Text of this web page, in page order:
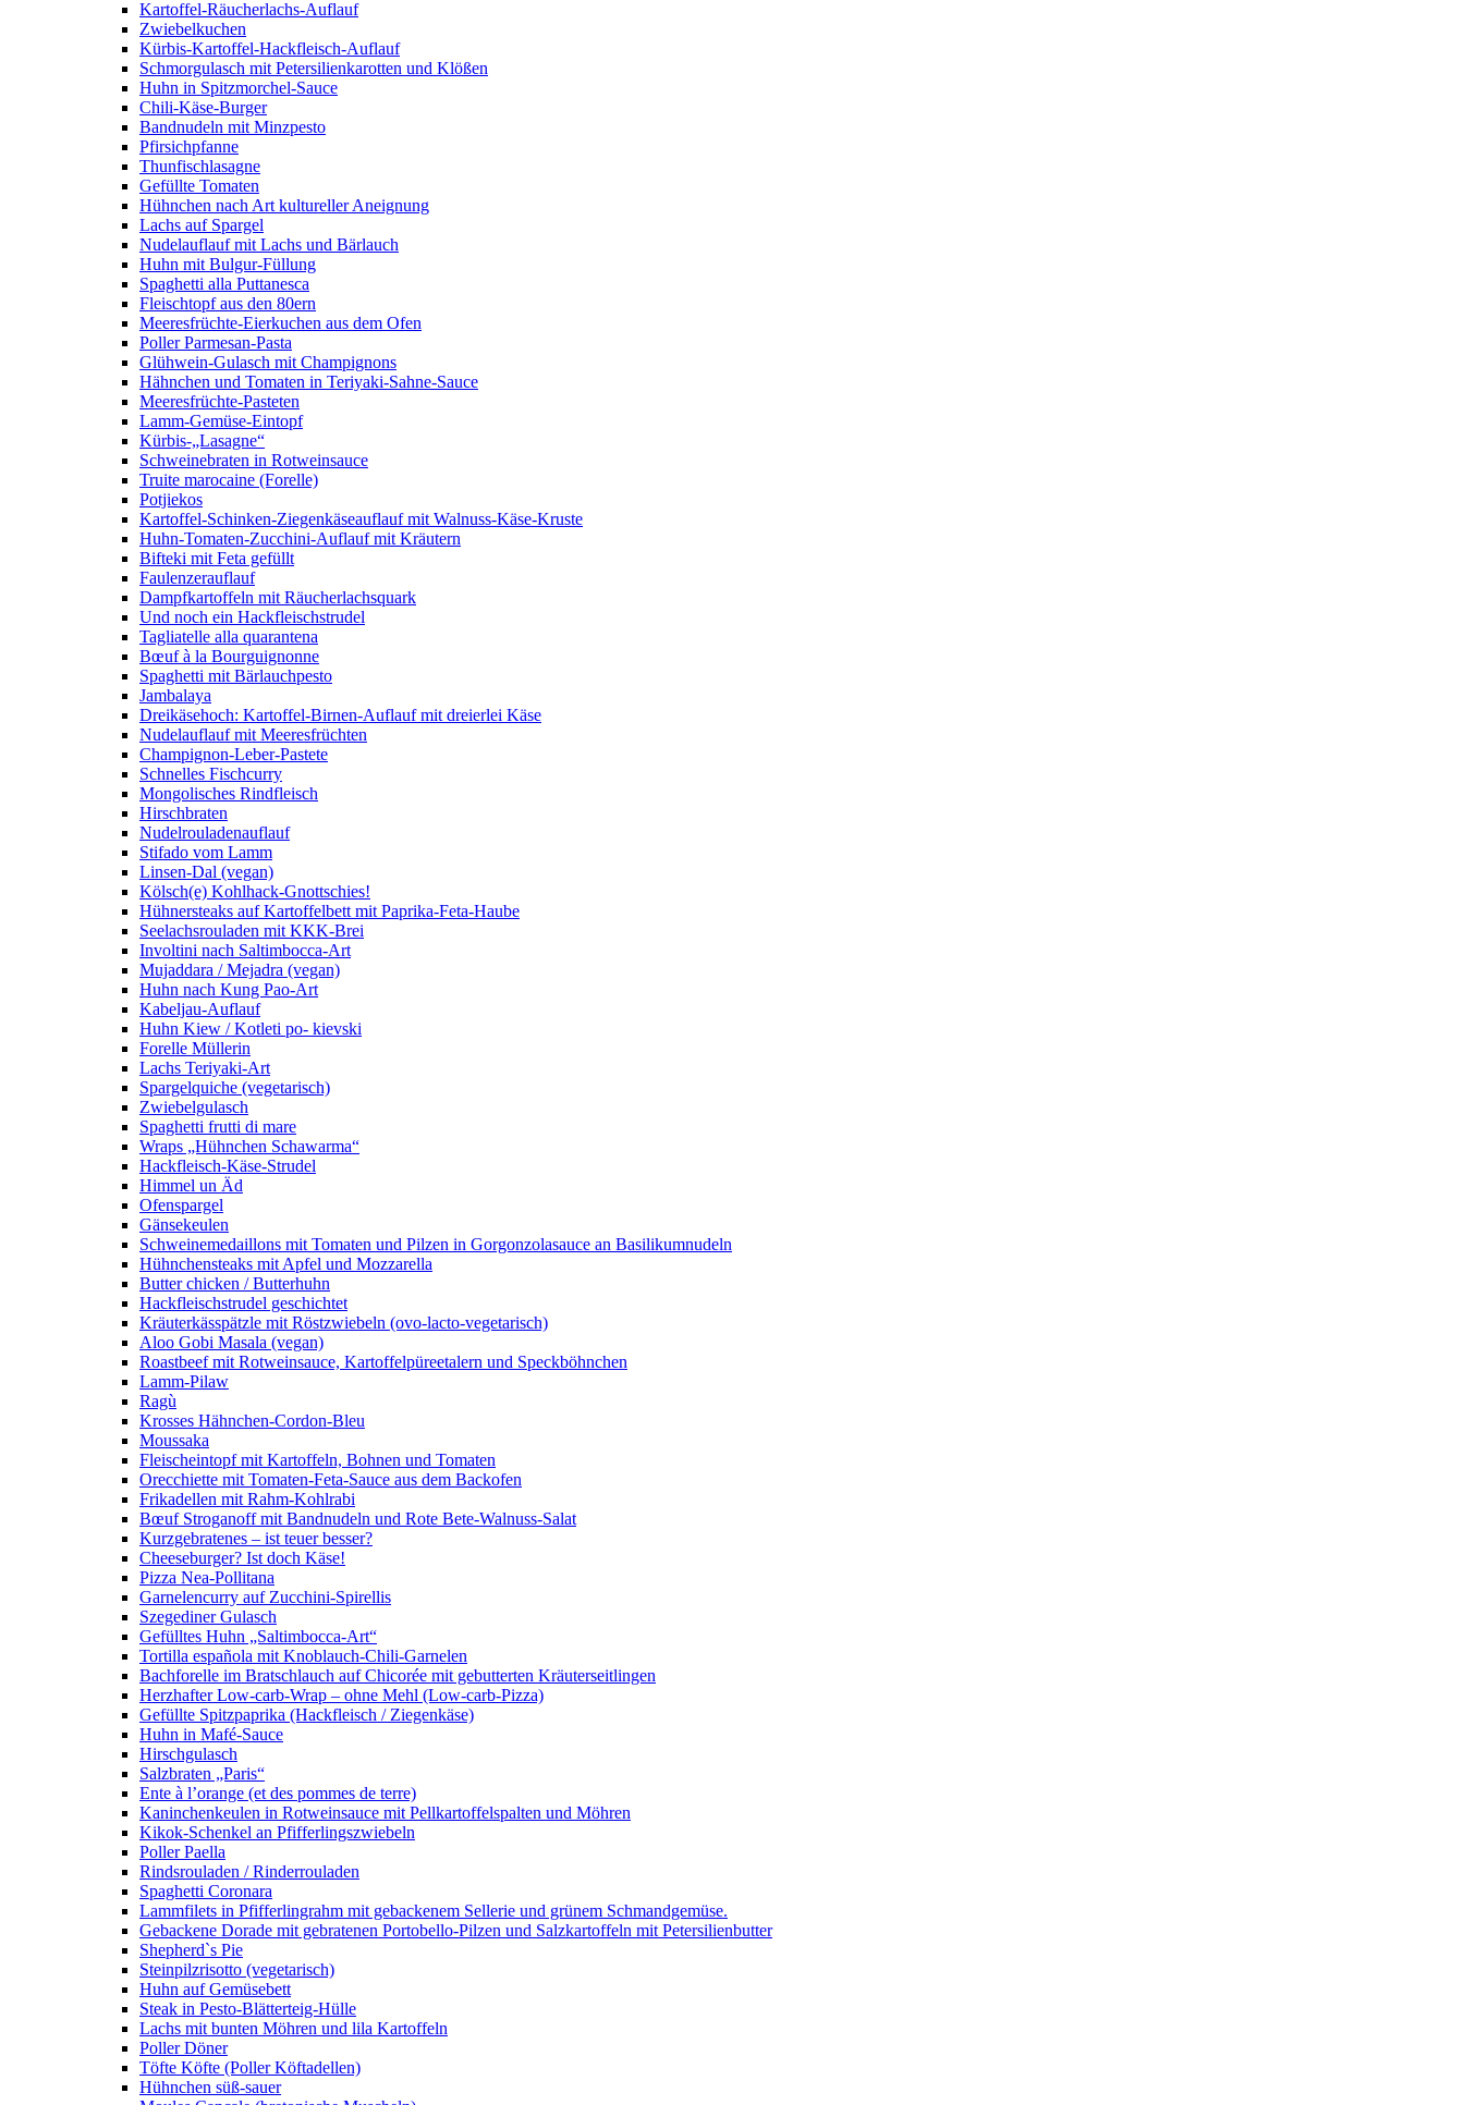
Kartoffel-Räucherlachs-Auflauf
Zwiebelkuchen
Kürbis-Kartoffel-Hackfleisch-Auflauf
Schmorgulasch mit Petersilienkarotten und Klößen
Huhn in Spitzmorchel-Sauce
Chili-Käse-Burger
Bandnudeln mit Minzpesto
Pfirsichpfanne
Thunfischlasagne
Gefüllte Tomaten
Hühnchen nach Art kultureller Aneignung
Lachs auf Spargel
Nudelauflauf mit Lachs und Bärlauch
Huhn mit Bulgur-Füllung
Spaghetti alla Puttanesca
Fleischtopf aus den 80ern
Meeresfrüchte-Eierkuchen aus dem Ofen
Poller Parmesan-Pasta
Glühwein-Gulasch mit Champignons
Hähnchen und Tomaten in Teriyaki-Sahne-Sauce
Meeresfrüchte-Pasteten
Lamm-Gemüse-Eintopf
Kürbis-„Lasagne“
Schweinebraten in Rotweinsauce
Truite marocaine (Forelle)
Potjiekos
Kartoffel-Schinken-Ziegenkäseauflauf mit Walnuss-Käse-Kruste
Huhn-Tomaten-Zucchini-Auflauf mit Kräutern
Bifteki mit Feta gefüllt
Faulenzerauflauf
Dampfkartoffeln mit Räucherlachsquark
Und noch ein Hackfleischstrudel
Tagliatelle alla quarantena
Bœuf à la Bourguignonne
Spaghetti mit Bärlauchpesto
Jambalaya
Dreikäsehoch: Kartoffel-Birnen-Auflauf mit dreierlei Käse
Nudelauflauf mit Meeresfrüchten
Champignon-Leber-Pastete
Schnelles Fischcurry
Mongolisches Rindfleisch
Hirschbraten
Nudelrouladenauflauf
Stifado vom Lamm
Linsen-Dal (vegan)
Kölsch(e) Kohlhack-Gnottschies!
Hühnersteaks auf Kartoffelbett mit Paprika-Feta-Haube
Seelachsrouladen mit KKK-Brei
Involtini nach Saltimbocca-Art
Mujaddara / Mejadra (vegan)
Huhn nach Kung Pao-Art
Kabeljau-Auflauf
Huhn Kiew / Kotleti po- kievski
Forelle Müllerin
Lachs Teriyaki-Art
Spargelquiche (vegetarisch)
Zwiebelgulasch
Spaghetti frutti di mare
Wraps „Hühnchen Schawarma“
Hackfleisch-Käse-Strudel
Himmel un Äd
Ofenspargel
Gänsekeulen
Schweinemedaillons mit Tomaten und Pilzen in Gorgonzolasauce an Basilikumnudeln
Hühnchensteaks mit Apfel und Mozzarella
Butter chicken / Butterhuhn
Hackfleischstrudel geschichtet
Kräuterkässpätzle mit Röstzwiebeln (ovo-lacto-vegetarisch)
Aloo Gobi Masala (vegan)
Roastbeef mit Rotweinsauce, Kartoffelpüreetalern und Speckböhnchen
Lamm-Pilaw
Ragù
Krosses Hähnchen-Cordon-Bleu
Moussaka
Fleischeintopf mit Kartoffeln, Bohnen und Tomaten
Orecchiette mit Tomaten-Feta-Sauce aus dem Backofen
Frikadellen mit Rahm-Kohlrabi
Bœuf Stroganoff mit Bandnudeln und Rote Bete-Walnuss-Salat
Kurzgebratenes – ist teuer besser?
Cheeseburger? Ist doch Käse!
Pizza Nea-Pollitana
Garnelencurry auf Zucchini-Spirellis
Szegediner Gulasch
Gefülltes Huhn „Saltimbocca-Art“
Tortilla española mit Knoblauch-Chili-Garnelen
Bachforelle im Bratschlauch auf Chicorée mit gebutterten Kräuterseitlingen
Herzhafter Low-carb-Wrap – ohne Mehl (Low-carb-Pizza)
Gefüllte Spitzpaprika (Hackfleisch / Ziegenkäse)
Huhn in Mafé-Sauce
Hirschgulasch
Salzbraten „Paris“
Ente à l’orange (et des pommes de terre)
Kaninchenkeulen in Rotweinsauce mit Pellkartoffelspalten und Möhren
Kikok-Schenkel an Pfifferlingszwiebeln
Poller Paella
Rindsrouladen / Rinderrouladen
Spaghetti Coronara
Lammfilets in Pfifferlingrahm mit gebackenem Sellerie und grünem Schmandgemüse.
Gebackene Dorade mit gebratenen Portobello-Pilzen und Salzkartoffeln mit Petersilienbutter
Shepherd`s Pie
Steinpilzrisotto (vegetarisch)
Huhn auf Gemüsebett
Steak in Pesto-Blätterteig-Hülle
Lachs mit bunten Möhren und lila Kartoffeln
Poller Döner
Töfte Köfte (Poller Köftadellen)
Hühnchen süß-sauer